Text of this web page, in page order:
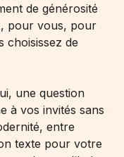
de générosité
pour vous, pour
choisissez de
une question
à vos invités sans
entre
texte pour votre